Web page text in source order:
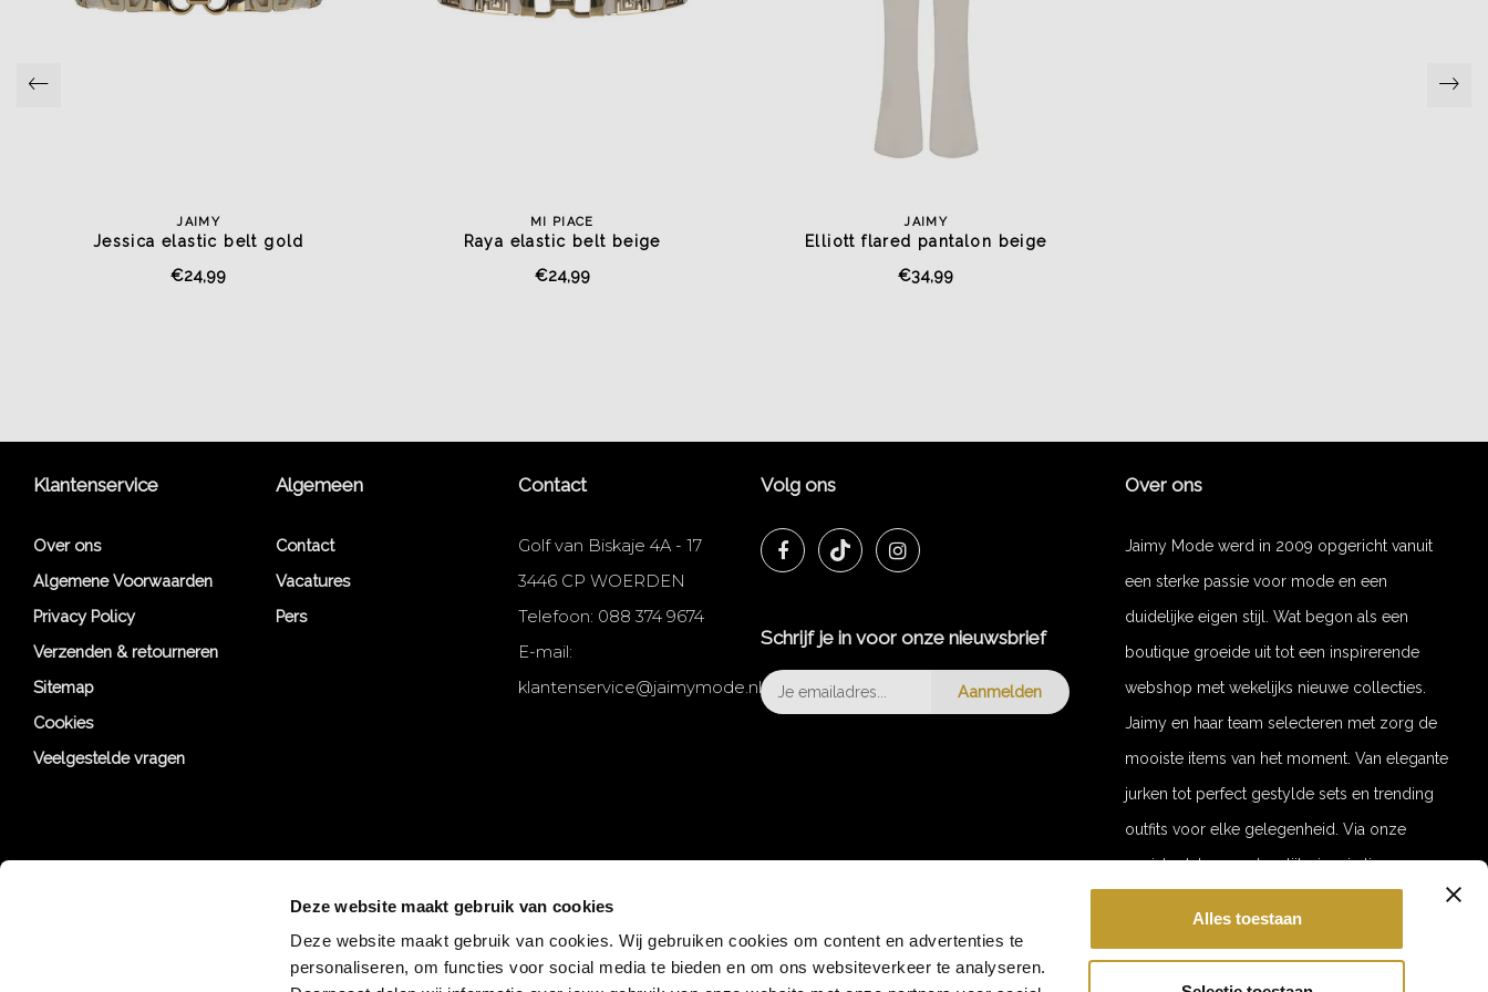
Deze website maakt gebruik van cookies
Deze website maakt gebruik van cookies. Wij gebruiken cookies om content en advertenties te
personaliseren, om functies voor social media te bieden en om ons websiteverkeer te analyseren.
Alles toestaan
JAIMY
Jessica elastic belt gold
€24,99
MI PIACE
Raya elastic belt beige
€24,99
JAIMY
Elliott flared pantalon beige
€34,99
Klantenservice
Over ons
Algemene Voorwaarden
Privacy Policy
Verzenden & retourneren
Sitemap
Cookies
Veelgestelde vragen
Algemeen
Contact
Vacatures
Pers
Contact
Golf van Biskaje 4A - 17
3446 CP WOERDEN
Telefoon: 088 374 9674
E-mail:
klantenservice@jaimymode.nl
Volg ons
Schrijf je in voor onze nieuwsbrief
Aanmelden
Over ons
Jaimy Mode werd in 2009 opgericht vanuit
een sterke passie voor mode en een
duidelijke eigen stijl. Wat begon als een
boutique groeide uit tot een inspirerende
webshop met wekelijks nieuwe collecties.
Jaimy en haar team selecteren met zorg de
mooiste items van het moment. Van elegante
jurken tot perfect gestylde sets en trending
outfits voor elke gelegenheid. Via onze
socials delen we dagelijks inspiratie en
Hi babe 💕
Ontvang 10% korting op je eerste bestelling.